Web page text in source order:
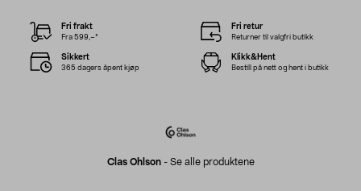
Clas Ohlson- Se alle produktene
Fri frakt
Fra 599,–*
Fri retur
Returner til valgfri butikk
Sikkert
365 dagers åpent kjøp
Klikk&Hent
Bestill på nett og hent i butikk